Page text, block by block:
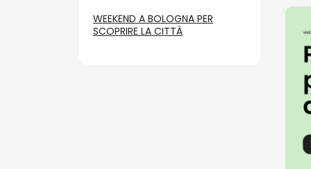
WEEKEND A BOLOGNA PER
SCOPRIRE LA CITTÀ